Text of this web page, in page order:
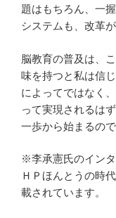
題はもちろん、一
システムも、改革が
脳教育の普及は、
味を持つと私は信
によってではなく
って実現されるは
一歩から始まるので
※李承憲氏のイン
ＨＰほんとうの時
載されています。